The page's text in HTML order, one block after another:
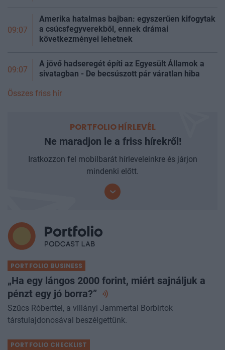
09:07
Amerika hatalmas bajban: egyszerűen kifogytak
a csúcsfegyverekből, ennek drámai
következményei lehetnek
09:07
A jövő hadseregét építi az Egyesült Államok a
sivatagban - De becsúszott pár váratlan hiba
Összes friss hír
PORTFOLIO HÍRLEVÉL
Ne maradjon le a friss hírekről!
Iratkozzon fel mobilbarát hírleveleinkre és járjon
mindenki előtt.
PORTFOLIO BUSINESS
„Ha egy lángos 2000 forint, miért sajnáljuk a
pénzt egy jó borra?”
Szűcs Róberttel, a villányi Jammertal Borbirtok
társtulajdonosával beszélgettünk.
PORTFOLIO CHECKLIST